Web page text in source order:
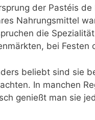
der Pastéis
Nahrungsmittel
die
bei Festen
beliebt sind sie
In manchen
genießt man sie